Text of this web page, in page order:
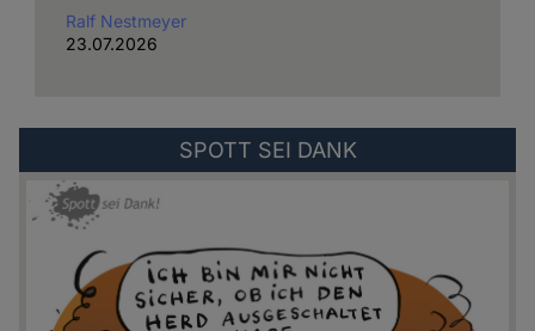
Ralf Nestmeyer
23.07.2026
SPOTT SEI DANK
Link
zu:
https://spottseidank.de